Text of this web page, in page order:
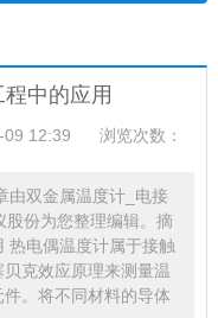
中的应用
09 12:39 浏览次数：
由双金属温度计_电接
股份为您整理编辑。摘
热电偶温度计属于接触
克效应原理来测量温
。将不同材料的导体